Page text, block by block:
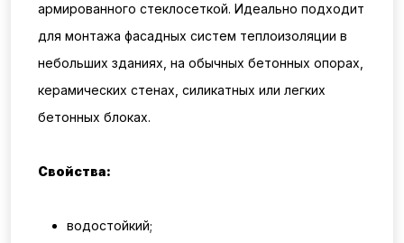
армированного стеклосеткой. Идеально подходит
для монтажа фасадных систем теплоизоляции в
небольших зданиях, на обычных бетонных опорах,
керамических стенах, силикатных или легких
бетонных блоках.
Свойства:
водостойкий;